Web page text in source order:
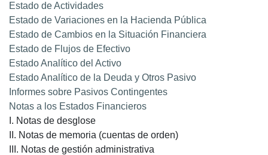
Estado de Actividades
Estado de Variaciones en la Hacienda Pública
Estado de Cambios en la Situación Financiera
Estado de Flujos de Efectivo
Estado Analítico del Activo
Estado Analítico de la Deuda y Otros Pasivo
Informes sobre Pasivos Contingentes
Notas a los Estados Financieros
I. Notas de desglose
II. Notas de memoria (cuentas de orden)
III. Notas de gestión administrativa